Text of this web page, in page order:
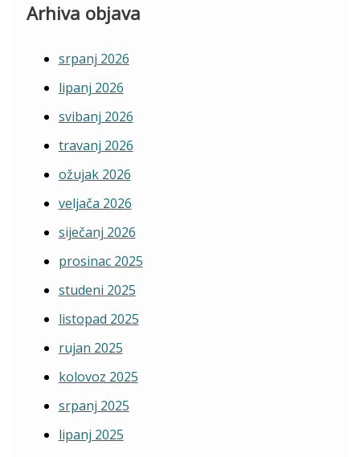
Arhiva objava
srpanj 2026
lipanj 2026
svibanj 2026
travanj 2026
ožujak 2026
veljača 2026
siječanj 2026
prosinac 2025
studeni 2025
listopad 2025
rujan 2025
kolovoz 2025
srpanj 2025
lipanj 2025